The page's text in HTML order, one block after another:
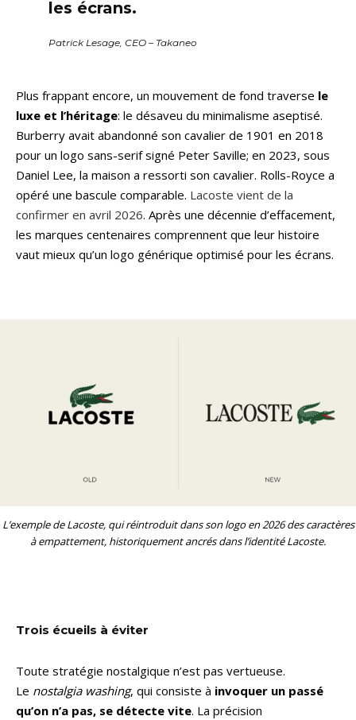
les écrans.
Patrick Lesage, CEO – Takaneo
Plus frappant encore, un mouvement de fond traverse le
luxe et l’héritage: le désaveu du minimalisme aseptisé.
Burberry avait abandonné son cavalier de 1901 en 2018
pour un logo sans-serif signé Peter Saville; en 2023, sous
Daniel Lee, la maison a ressorti son cavalier. Rolls-Royce a
opéré une bascule comparable. Lacoste vient de la
confirmer en avril 2026. Après une décennie d’effacement,
les marques centenaires comprennent que leur histoire
vaut mieux qu’un logo générique optimisé pour les écrans.
L’exemple de Lacoste, qui réintroduit dans son logo en 2026 des caractères
à empattement, historiquement ancrés dans l’identité Lacoste.
Trois écueils à éviter
Toute stratégie nostalgique n’est pas vertueuse.
Le nostalgia washing, qui consiste à invoquer un passé
qu’on n’a pas, se détecte vite. La précision